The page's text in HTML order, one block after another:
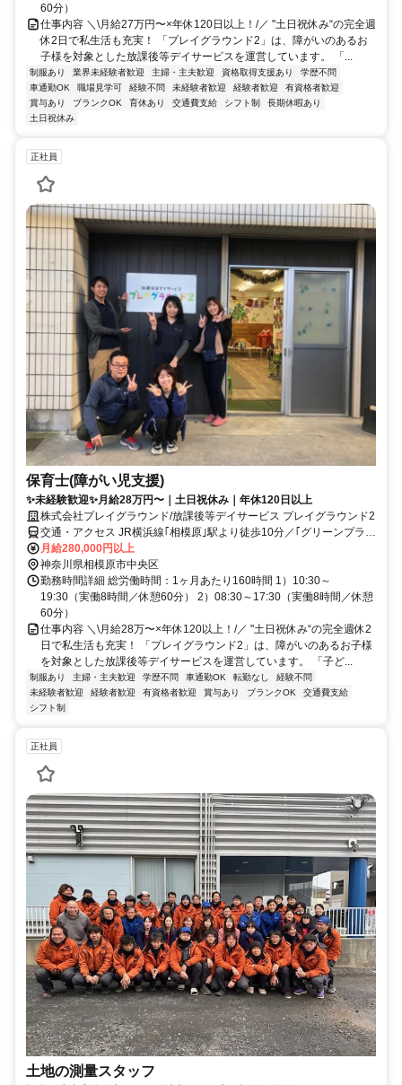
60分）
仕事内容 ＼\月給27万円〜×年休120日以上！/／ "土日祝休み“の完全週
休2日で私生活も充実！ 「プレイグラウンド2」は、障がいのあるお
子様を対象とした放課後等デイサービスを運営しています。 「...
制服あり 業界未経験者歓迎 主婦・主夫歓迎 資格取得支援あり
学歴不問
車通勤OK
職場見学可 経験不問 未経験者歓迎 経験者歓迎
有資格者歓迎
賞与あり
ブランクOK 育休あり 交通費支給 シフト制
長期休暇あり
土日祝休み
正社員
保育士(障がい児支援)
✨未経験歓迎✨月給28万円〜｜土日祝休み｜年休120日以上
株式会社プレイグラウンド/放課後等デイサービス プレイグラウンド2
交通・アクセス JR横浜線｢相模原｣駅より徒歩10分／｢グリーンプラ
ザ｣バス停より徒歩2分 ※クルマ通勤OK
月給280,000円以上
神奈川県相模原市中央区
勤務時間詳細 総労働時間：1ヶ月あたり160時間 1）10:30～
19:30（実働8時間／休憩60分） 2）08:30～17:30（実働8時間／休憩
60分）
仕事内容 ＼\月給28万〜×年休120以上！/／ "土日祝休み“の完全週休2
日で私生活も充実！ 「プレイグラウンド2」は、障がいのあるお子様
を対象とした放課後等デイサービスを運営しています。 「子ど...
制服あり 主婦・主夫歓迎 学歴不問 車通勤OK 転勤なし
経験不問
未経験者歓迎
経験者歓迎 有資格者歓迎 賞与あり ブランクOK
交通費支給
シフト制
正社員
土地の測量スタッフ